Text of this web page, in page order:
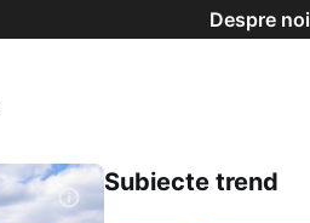
Despre noi
Subiecte trend